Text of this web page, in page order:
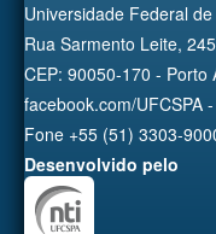
Universidade Federal
Rua Sarmento Leite,
CEP: 90050-170 - Porto
facebook.com/UFCSPA
Fone +55 (51) 3303-
Desenvolvido pelo